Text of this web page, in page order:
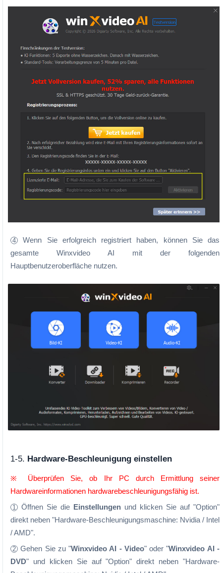
4
Wenn Sie erfolgreich registriert haben, können Sie das
gesamte Winxvideo AI mit der folgenden
Hauptbenutzeroberfläche nutzen.
1-5. Hardware-Beschleunigung einstellen
※ Überprüfen Sie, ob Ihr PC durch Ermittlung seiner
Hardwareinformationen hardwarebeschleunigungsfähig ist.
1 Öffnen Sie die Einstellungen und klicken Sie auf "Option"
direkt neben "Hardware-Beschleunigungsmaschine: Nvidia / Intel
/ AMD".
2 Gehen Sie zu "Winxvideo AI - Video" oder "Winxvideo AI -
DVD" und klicken Sie auf "Option" direkt neben "Hardware-